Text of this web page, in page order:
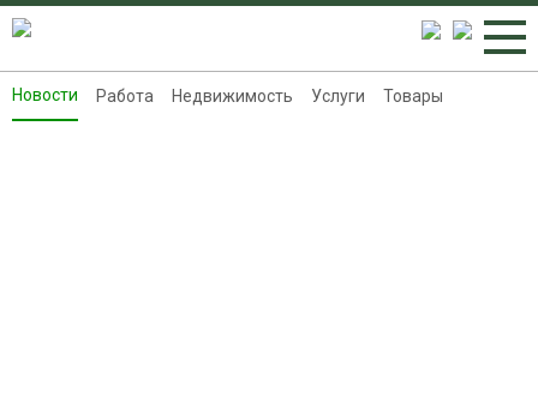
Новости
Новости Работа Недвижимость Услуги Товары